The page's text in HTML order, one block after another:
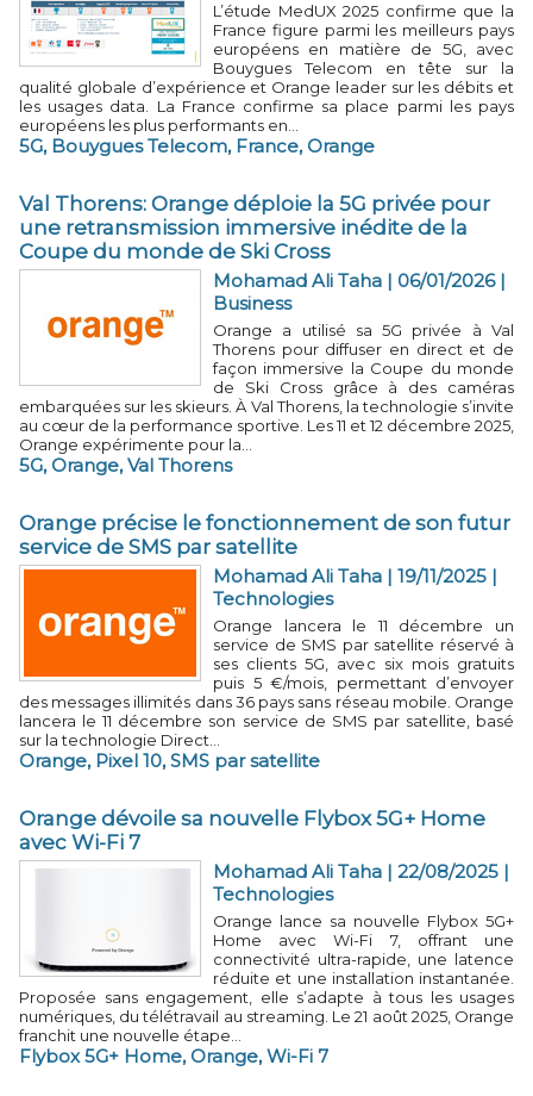
L’étude MedUX 2025 confirme que la
France figure parmi les meilleurs pays
européens en matière de 5G, avec
Bouygues Telecom en tête sur la
qualité globale d’expérience et Orange leader sur les débits et
les usages data. La France confirme sa place parmi les pays
européens les plus performants en...
5G, Bouygues Telecom, France, Orange
Val Thorens: Orange déploie la 5G privée pour
une retransmission immersive inédite de la
Coupe du monde de Ski Cross
Mohamad Ali Taha | 06/01/2026|
Business
Orange a utilisé sa 5G privée à Val
Thorens pour diffuser en direct et de
façon immersive la Coupe du monde
de Ski Cross grâce à des caméras
embarquées sur les skieurs. À Val Thorens, la technologie s’invite
au cœur de la performance sportive. Les 11 et 12 décembre 2025,
Orange expérimente pour la...
5G, Orange,Val Thorens
Orange précise le fonctionnement de son futur
service de SMS par satellite
Mohamad Ali Taha | 19/11/2025 |
Technologies
Orange lancera le 11 décembre un
service de SMS par satellite réservé à
ses clients 5G, avec six mois gratuits
puis 5 €/mois, permettant d’envoyer
des messages illimités dans 36 pays sans réseau mobile. Orange
lancera le 11 décembre son service de SMS par satellite, basé
sur la technologie Direct...
Orange, Pixel 10,SMS par satellite
Orange dévoile sa nouvelle Flybox 5G+ Home
avec Wi-Fi 7
Mohamad Ali Taha | 22/08/2025 |
Technologies
Orange lance sa nouvelle Flybox 5G+
Home avec Wi-Fi 7, offrant une
connectivité ultra-rapide, une latence
réduite et une installation instantanée.
Proposée sans engagement, elle s’adapte à tous les usages
numériques, du télétravail au streaming. Le 21 août 2025, Orange
franchit une nouvelle étape...
Flybox 5G+ Home, Orange,Wi-Fi 7